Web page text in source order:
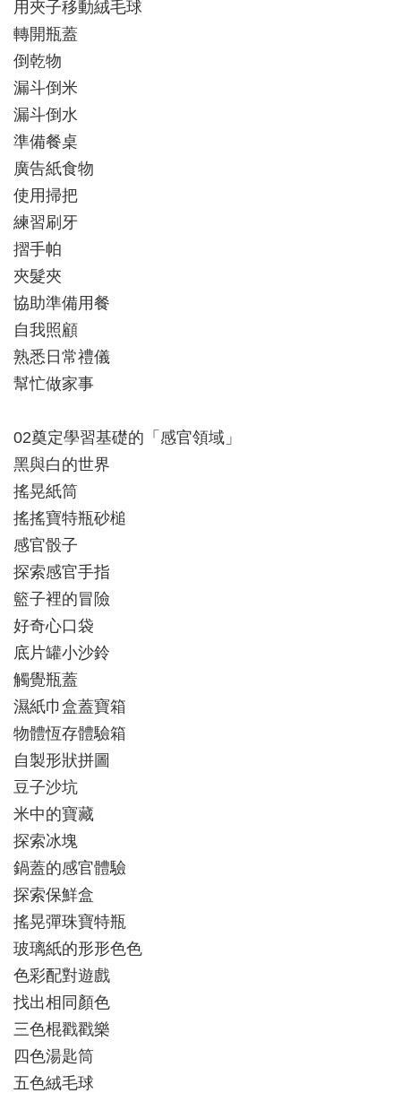
用夾子移動絨毛球
轉開瓶蓋
倒乾物
漏斗倒米
漏斗倒水
準備餐桌
廣告紙食物
使用掃把
練習刷牙
摺手帕
夾髮夾
協助準備用餐
自我照顧
熟悉日常禮儀
幫忙做家事
02奠定學習基礎的「感官領域」
黑與白的世界
搖晃紙筒
搖搖寶特瓶砂槌
感官骰子
探索感官手指
籃子裡的冒險
好奇心口袋
底片罐小沙鈴
觸覺瓶蓋
濕紙巾盒蓋寶箱
物體恆存體驗箱
自製形狀拼圖
豆子沙坑
米中的寶藏
探索冰塊
鍋蓋的感官體驗
探索保鮮盒
搖晃彈珠寶特瓶
玻璃紙的形形色色
色彩配對遊戲
找出相同顏色
三色棍戳戳樂
四色湯匙筒
五色絨毛球